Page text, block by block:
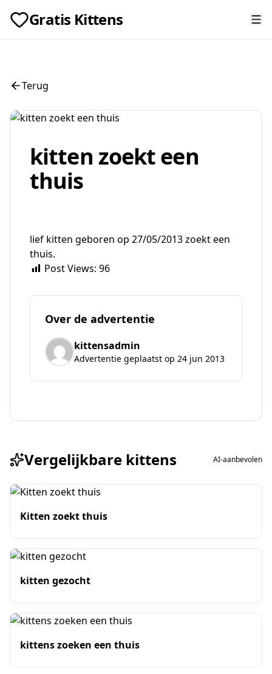
Gratis Kittens
Terug
kitten zoekt een
thuis
lief kitten geboren op 27/05/2013 zoekt een
thuis.
Post Views: 96
Over de advertentie
kittensadmin
Advertentie geplaatst op 24 jun 2013
Vergelijkbare kittens AI-aanbevolen
Kitten zoekt thuis
kitten gezocht
kittens zoeken een thuis